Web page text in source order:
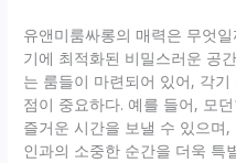
유앤미룸싸롱의 매력은 무엇
기에 최적화된 비밀스러운 공
는 룸들이 마련되어 있어, 각
점이 중요하다. 예를 들어, 모
즐거운 시간을 보낼 수 있으며
인과의 소중한 순간을 더욱 특